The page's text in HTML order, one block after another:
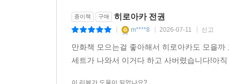
종이책 구매 히로아카 전권
m****8 2026-07-11 신고
만화책 모으는걸 좋아해서 히로아카도 모을
세트가 나와서 이거다 하고 사버렸습니다!아